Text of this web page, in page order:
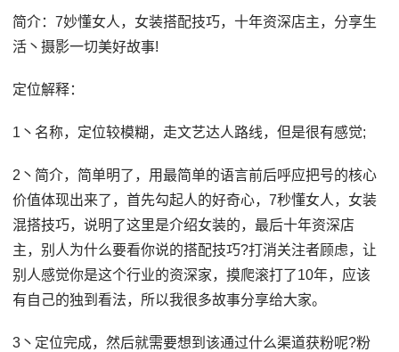
简介：7妙懂女人，女装搭配技巧，十年资深店主，分享生
活丶摄影一切美好故事!
定位解释：
1丶名称，定位较模糊，走文艺达人路线，但是很有感觉;
2丶简介，简单明了，用最简单的语言前后呼应把号的核心
价值体现出来了，首先勾起人的好奇心，7秒懂女人，女装
混搭技巧，说明了这里是介绍女装的，最后十年资深店
主，别人为什么要看你说的搭配技巧?打消关注者顾虑，让
别人感觉你是这个行业的资深家，摸爬滚打了10年，应该
有自己的独到看法，所以我很多故事分享给大家。
3丶定位完成，然后就需要想到该通过什么渠道获粉呢?粉